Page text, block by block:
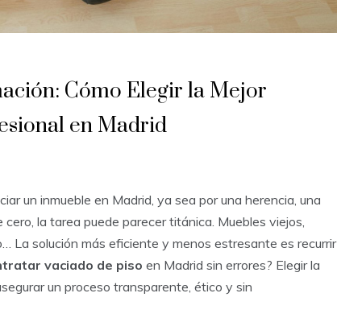
Cómo Elegir la Mejor
en Madrid
un inmueble en Madrid, ya sea por una herencia, una
la tarea puede parecer titánica. Muebles viejos,
La solución más eficiente y menos estresante es recurrir
vaciado de piso en Madrid sin errores? Elegir la
un proceso transparente, ético y sin